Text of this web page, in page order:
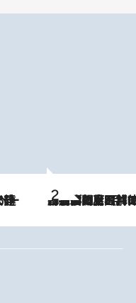
2026.8.8
「最後に見られてよかった」上野動物園の東園パンダ舎が解体前に特別公開。8月16日まで延長されたパネル展と共に辿る“半世紀”のパンダ飼育《解体工事の図面あり》